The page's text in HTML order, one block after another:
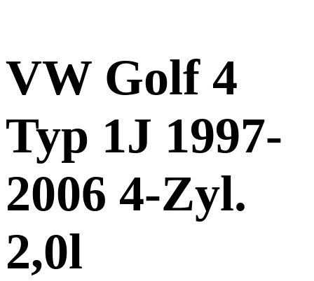
VW Golf 4
Typ 1J 1997-
2006 4-Zyl.
2,0l